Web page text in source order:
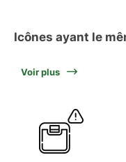
Icônes ayant le
Voir plus